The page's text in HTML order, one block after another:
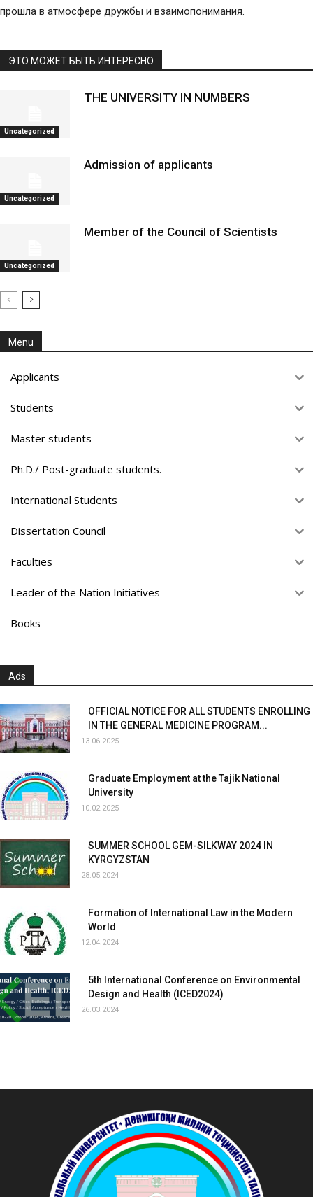
прошла в атмосфере дружбы и взаимопонимания.
ЭТО МОЖЕТ БЫТЬ ИНТЕРЕСНО
Uncategorized
THE UNIVERSITY IN NUMBERS
Uncategorized
Admission of applicants
Uncategorized
Member of the Council of Scientists
Menu
Applicants
Students
Master students
Ph.D./ Post-graduate students.
International Students
Dissertation Council
Faculties
Leader of the Nation Initiatives
Books
Ads
OFFICIAL NOTICE FOR ALL STUDENTS ENROLLING
IN THE GENERAL MEDICINE PROGRAM...
13.06.2025
Graduate Employment at the Tajik National
University
10.02.2025
SUMMER SCHOOL GEM-SILKWAY 2024 IN
KYRGYZSTAN
28.05.2024
Formation of International Law in the Modern
World
12.04.2024
5th International Conference on Environmental
Design and Health (ICED2024)
26.03.2024